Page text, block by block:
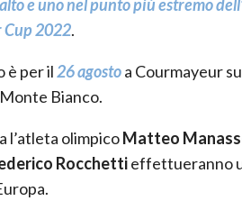
e uno nel punto più estremo
Cup 2022.
è per il26 agostoa Courmayeur
Bianco.
l’atleta olimpicoMatteo
Rocchettieffettueranno